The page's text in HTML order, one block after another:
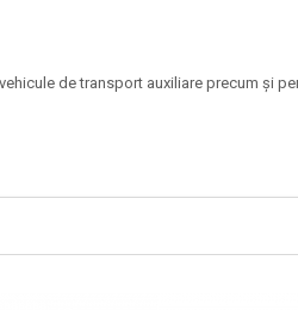
de transport auxiliare precum şi